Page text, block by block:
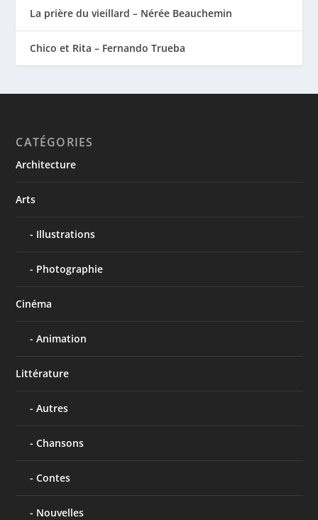
La prière du vieillard – Nérée Beauchemin
Chico et Rita – Fernando Trueba
CATÉGORIES
Architecture
Arts
Illustrations
Photographie
Cinéma
Animation
Littérature
Autres
Chansons
Contes
Nouvelles